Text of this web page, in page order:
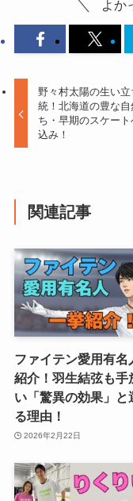
よか
野々村太陽の生い立
統！北海道の豊な自
ち・早期のスケー
込み！
関連記事
ファイテン愛用有名
紹介！羽生結弦も手
い「驚異の効果」と
る理由！
2026年2月22日